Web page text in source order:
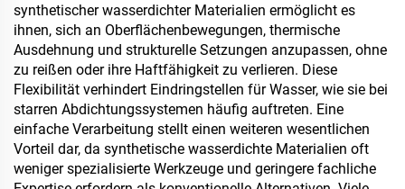
synthetischer wasserdichter Materialien ermöglicht es
ihnen, sich an Oberflächenbewegungen, thermische
Ausdehnung und strukturelle Setzungen anzupassen, ohne
zu reißen oder ihre Haftfähigkeit zu verlieren. Diese
Flexibilität verhindert Eindringstellen für Wasser, wie sie bei
starren Abdichtungssystemen häufig auftreten. Eine
einfache Verarbeitung stellt einen weiteren wesentlichen
Vorteil dar, da synthetische wasserdichte Materialien oft
weniger spezialisierte Werkzeuge und geringere fachliche